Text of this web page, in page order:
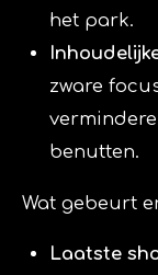
het park.
zware
benutten.
Wat gebeurt
Laatste